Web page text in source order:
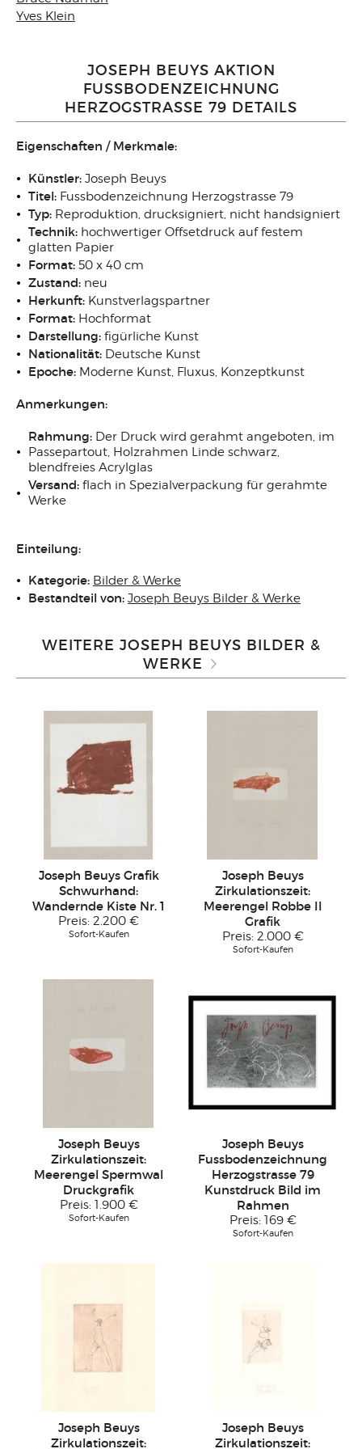
Yves Klein
JOSEPH BEUYS AKTION
FUSSBODENZEICHNUNG
HERZOGSTRASSE 79 DETAILS
Eigenschaften / Merkmale:
Künstler: Joseph Beuys
Titel: Fussbodenzeichnung Herzogstrasse 79
Typ: Reproduktion, drucksigniert, nicht handsigniert
Technik: hochwertiger Offsetdruck auf festem
glatten Papier
Format: 50 x 40 cm
Zustand: neu
Herkunft: Kunstverlagspartner
Format: Hochformat
Darstellung: figürliche Kunst
Nationalität: Deutsche Kunst
Epoche: Moderne Kunst, Fluxus, Konzeptkunst
Anmerkungen:
Rahmung: Der Druck wird gerahmt angeboten, im
Passepartout, Holzrahmen Linde schwarz,
blendfreies Acrylglas
Versand: flach in Spezialverpackung für gerahmte
Werke
Einteilung:
Kategorie: Bilder & Werke
Bestandteil von: Joseph Beuys Bilder & Werke
WEITERE JOSEPH BEUYS BILDER &
WERKE
Joseph Beuys Grafik
Schwurhand:
Wandernde Kiste Nr. 1
Preis: 2.200 €
Sofort-Kaufen
Joseph Beuys
Zirkulationszeit:
Meerengel Robbe II
Grafik
Preis: 2.000 €
Sofort-Kaufen
Joseph Beuys
Zirkulationszeit:
Meerengel Spermwal
Druckgrafik
Preis: 1.900 €
Sofort-Kaufen
Joseph Beuys
Fussbodenzeichnung
Herzogstrasse 79
Kunstdruck Bild im
Rahmen
Preis: 169 €
Sofort-Kaufen
Joseph Beuys
Zirkulationszeit:
Joseph Beuys
Zirkulationszeit: